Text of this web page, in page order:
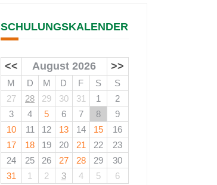
SCHULUNGSKALENDER
<< August 2026 >>
M D M D F S
S
27
28 29 30 31 1
2
3
4 5 6 7 8
9
10
11 12 13 14 15
16
17
18 19 20 21 22
23
24
25 26 27 28 29
30
31
1 2 3 4 5 6